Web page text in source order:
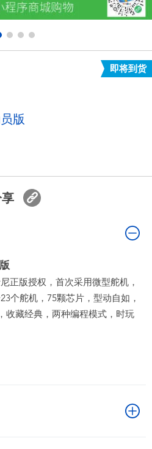
列
即将到货
版
正版授权，首次采用微型舵机，
个舵机，75颗芯片，型动自如，
收藏经典，两种编程模式，时玩